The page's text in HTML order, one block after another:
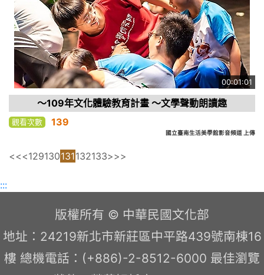
00:01:01
～109年文化體驗教育計畫 ～文學聲動朗讀趣
觀看次數 139
國立臺南生活美學館影音頻道 上傳
<<<129130131132133>>>
:::
版權所有 © 中華民國文化部
地址：24219新北市新莊區中平路439號南棟16
樓 總機電話：(+886)-2-8512-6000 最佳瀏覽